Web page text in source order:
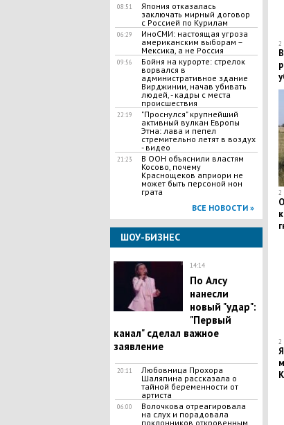
08:51
Япония отказалась
заключать мирный договор
с Россией по Курилам
06:29
​ИноСМИ: настоящая угроза
американским выборам –
Мексика, а не Россия
09:56
​Бойня на курорте: стрелок
ворвался в
административное здание
Вирджинии, начав убивать
людей, - кадры с места
происшествия
22:19
"Проснулся" крупнейший
активный вулкан Европы
Этна: лава и пепел
стремительно летят в воздух
- видео
21:23
В ООН объяснили властям
Косово, почему
Краснощеков априори не
может быть персоной нон
грата
ВСЕ НОВОСТИ »
ШОУ-БИЗНЕС
14:14
​По Алсу
нанесли
новый "удар":
"Первый
канал" сделал важное
заявление
20:11
Любовница Прохора
Шаляпина рассказала о
тайной беременности от
артиста
06:00
Волочкова отреагировала
на слух и порадовала
поклонников откровенным
2
2
2